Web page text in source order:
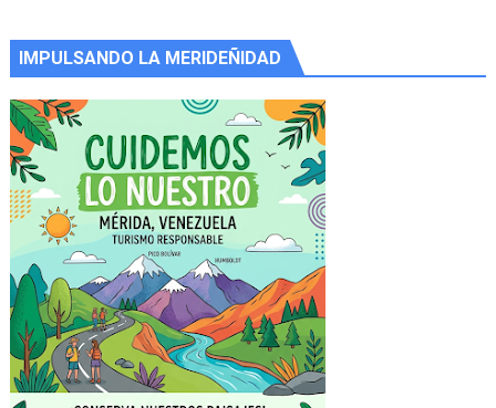
IMPULSANDO LA MERIDEÑIDAD